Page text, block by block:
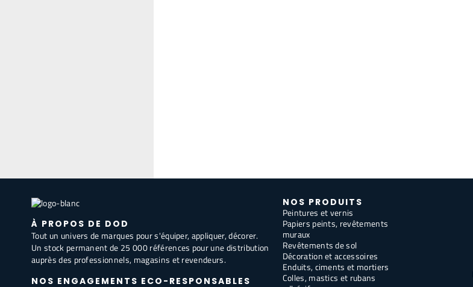
À PROPOS DE DOD
Tout un univers de marques pour s'équiper, appliquer, décorer.
Un stock permanent de 25 000 références pour une distribution
auprès des professionnels, magasins et revendeurs.
NOS ENGAGEMENTS ECO-RESPONSABLES
NOS PRODUITS
Peintures et vernis
Papiers peints, revêtements
muraux
Revêtements de sol
Décoration et accessoires
Enduits, ciments et mortiers
Colles, mastics et rubans